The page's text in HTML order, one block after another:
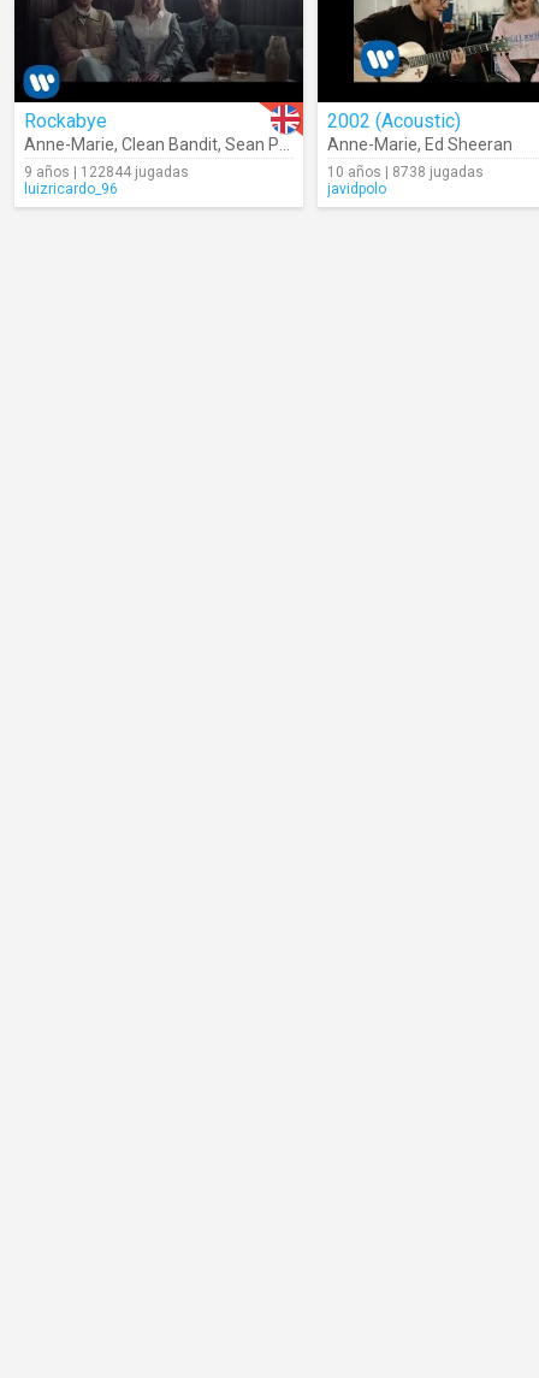
Rockabye
Anne-Marie, Clean Bandit, Sean Paul
9 años | 122844 jugadas
luizricardo_96
2002 (Acoustic)
Anne-Marie, Ed Sheeran
10 años | 8738 jugadas
javidpolo